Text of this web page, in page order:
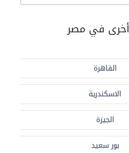
في مصر
القاهرة
الاسكندرية
الجيزة
بور سعيد